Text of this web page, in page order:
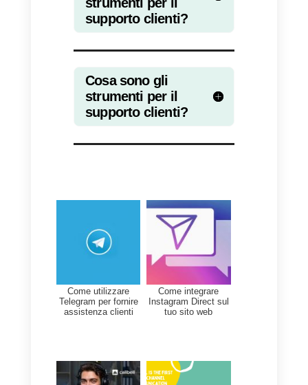
Con lestanze personali
aggiungere fino a dodici ospiti o
partecipanti alle riunioni e detta
stanza sarà sempre disponibile
momento il proprietario lo
desideri. Inoltre, è possibile
configurare il link della stanza a
nostro gradimento e così
personalizzarlo. È un sistema
aumentare la capacità delle